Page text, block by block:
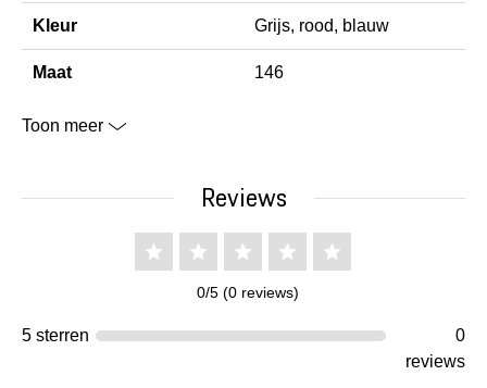
Kleur Grijs, rood, blauw
Maat 146
Toon meer
Reviews
0/5 (0 reviews)
5 sterren
0
reviews